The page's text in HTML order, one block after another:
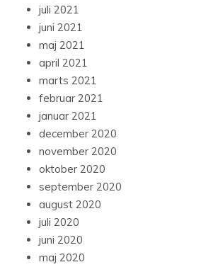
juli 2021
juni 2021
maj 2021
april 2021
marts 2021
februar 2021
januar 2021
december 2020
november 2020
oktober 2020
september 2020
august 2020
juli 2020
juni 2020
maj 2020